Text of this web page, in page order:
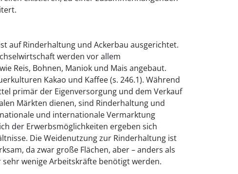
auf Rinderhaltung und Ackerbau ausgerichtet.
werden vor allem
Reis, Bohnen, Maniok und Mais angebaut.
Kakao und Kaffee (s. 246.1). Während
primär der Eigenversorgung und dem Verkauf
Märkten dienen, sind Rinderhaltung und
und internationale Vermarktung
der Erwerbsmöglichkeiten ergeben sich
Die Weidenutzung zur Rinderhaltung ist
da zwar große Flächen, aber – anders als
wenige Arbeitskräfte benötigt werden.